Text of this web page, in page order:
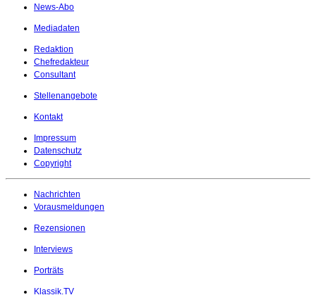
News-Abo
Mediadaten
Redaktion
Chefredakteur
Consultant
Stellenangebote
Kontakt
Impressum
Datenschutz
Copyright
Nachrichten
Vorausmeldungen
Rezensionen
Interviews
Porträts
Klassik.TV